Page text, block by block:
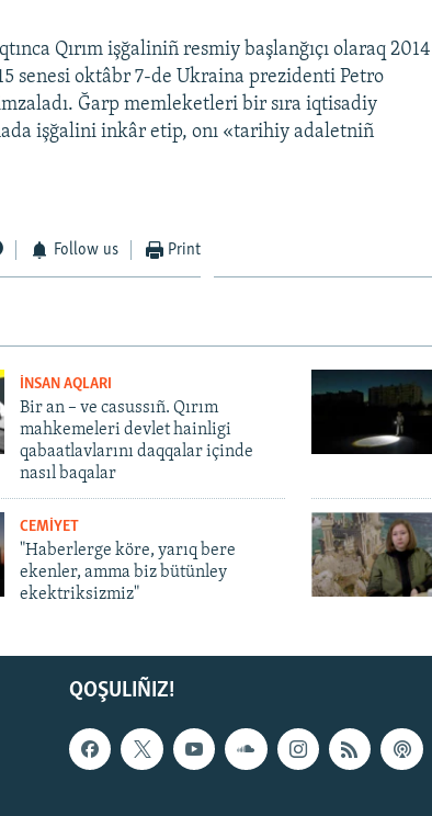
Qırım işğaliniñ resmiy başlanğıçı olaraq 2014
senesi oktâbr 7-de Ukraina prezidenti Petro
Ğarp memleketleri bir sıra iqtisadiy
işğalini inkâr etip, onı «tarihiy adaletniñ
Follow us Print
İNSAN AQLARI
Bir an – ve casussıñ. Qırım
mahkemeleri devlet hainligi
qabaatlavlarını daqqalar içinde
nasıl baqalar
CEMİYET
"Haberlerge köre, yarıq bere
ekenler, amma biz bütünley
ekektriksizmiz"
QOŞULIÑIZ!